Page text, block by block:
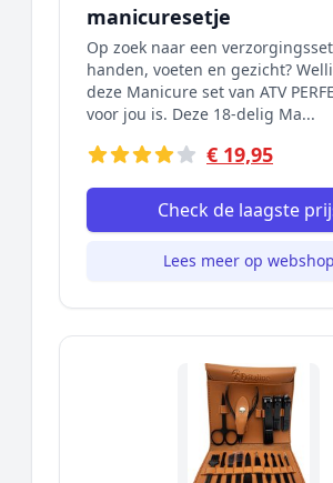
manicuresetje
Op zoek naar een
handen, voeten en gezicht?
deze Manicure set van ATV
voor jou is. Deze 18-delig Ma...
€ 19,95
Check de laagste
Lees meer op webshop